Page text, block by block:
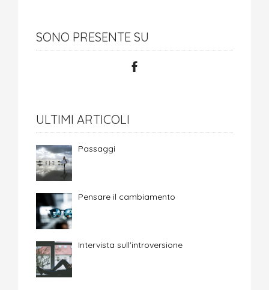
SONO PRESENTE SU
ULTIMI ARTICOLI
Passaggi
Pensare il cambiamento
Intervista sull'introversione